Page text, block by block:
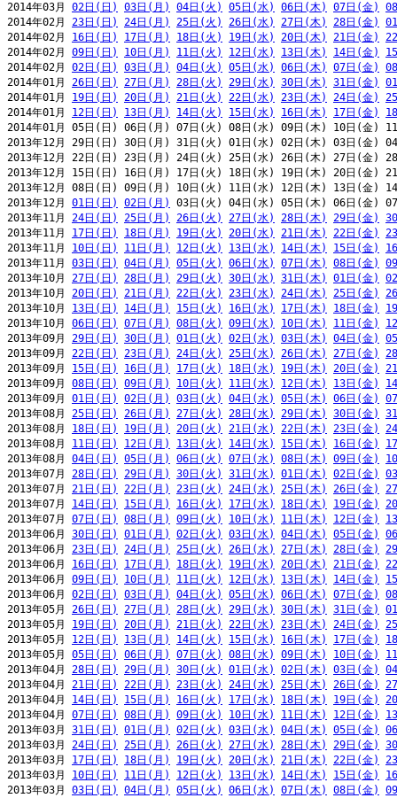
2014年03月 02日(日) 03日(月) 04日(火) 05日(水) 06日(木) 07日(金)
2014年02月 23日(日) 24日(月) 25日(火) 26日(水) 27日(木) 28日(金)
2014年02月 16日(日) 17日(月) 18日(火) 19日(水) 20日(木) 21日(金)
2014年02月 09日(日) 10日(月) 11日(火) 12日(水) 13日(木) 14日(金)
2014年02月 02日(日) 03日(月) 04日(火) 05日(水) 06日(木) 07日(金)
2014年01月 26日(日) 27日(月) 28日(火) 29日(水) 30日(木) 31日(金)
2014年01月 19日(日) 20日(月) 21日(火) 22日(水) 23日(木) 24日(金)
2014年01月 12日(日) 13日(月) 14日(火) 15日(水) 16日(木) 17日(金)
2014年01月 05日(日) 06日(月) 07日(火) 08日(水) 09日(木) 10日(金)
2013年12月 29日(日) 30日(月) 31日(火) 01日(水) 02日(木) 03日(金)
2013年12月 22日(日) 23日(月) 24日(火) 25日(水) 26日(木) 27日(金)
2013年12月 15日(日) 16日(月) 17日(火) 18日(水) 19日(木) 20日(金)
2013年12月 08日(日) 09日(月) 10日(火) 11日(水) 12日(木) 13日(金)
2013年12月 01日(日) 02日(月)
03日(火) 04日(水) 05日(木) 06日(金)
2013年11月 24日(日) 25日(月) 26日(火) 27日(水) 28日(木) 29日(金)
2013年11月 17日(日) 18日(月) 19日(火) 20日(水) 21日(木) 22日(金)
2013年11月 10日(日) 11日(月) 12日(火) 13日(水) 14日(木) 15日(金)
2013年11月 03日(日) 04日(月) 05日(火) 06日(水) 07日(木) 08日(金)
2013年10月 27日(日) 28日(月) 29日(火) 30日(水) 31日(木) 01日(金)
2013年10月 20日(日) 21日(月) 22日(火) 23日(水) 24日(木) 25日(金)
2013年10月 13日(日) 14日(月) 15日(火) 16日(水) 17日(木) 18日(金)
2013年10月 06日(日) 07日(月) 08日(火) 09日(水) 10日(木) 11日(金)
2013年09月 29日(日) 30日(月) 01日(火) 02日(水) 03日(木) 04日(金)
2013年09月 22日(日) 23日(月) 24日(火) 25日(水) 26日(木) 27日(金)
2013年09月 15日(日) 16日(月) 17日(火) 18日(水) 19日(木) 20日(金)
2013年09月 08日(日) 09日(月) 10日(火) 11日(水) 12日(木) 13日(金)
2013年09月 01日(日) 02日(月) 03日(火) 04日(水) 05日(木) 06日(金)
2013年08月 25日(日) 26日(月) 27日(火) 28日(水) 29日(木) 30日(金)
2013年08月 18日(日) 19日(月) 20日(火) 21日(水) 22日(木) 23日(金)
2013年08月 11日(日) 12日(月) 13日(火) 14日(水) 15日(木) 16日(金)
2013年08月 04日(日) 05日(月) 06日(火) 07日(水) 08日(木) 09日(金)
2013年07月 28日(日) 29日(月) 30日(火) 31日(水) 01日(木) 02日(金)
2013年07月 21日(日) 22日(月) 23日(火) 24日(水) 25日(木) 26日(金)
2013年07月 14日(日) 15日(月) 16日(火) 17日(水) 18日(木) 19日(金)
2013年07月 07日(日) 08日(月) 09日(火) 10日(水) 11日(木) 12日(金)
2013年06月 30日(日) 01日(月) 02日(火) 03日(水) 04日(木) 05日(金)
2013年06月 23日(日) 24日(月) 25日(火) 26日(水) 27日(木) 28日(金)
2013年06月 16日(日) 17日(月) 18日(火) 19日(水) 20日(木) 21日(金)
2013年06月 09日(日) 10日(月) 11日(火) 12日(水) 13日(木) 14日(金)
2013年06月 02日(日) 03日(月) 04日(火) 05日(水) 06日(木) 07日(金)
2013年05月 26日(日) 27日(月) 28日(火) 29日(水) 30日(木) 31日(金)
2013年05月 19日(日) 20日(月) 21日(火) 22日(水) 23日(木) 24日(金)
2013年05月 12日(日) 13日(月) 14日(火) 15日(水) 16日(木) 17日(金)
2013年05月 05日(日) 06日(月) 07日(火) 08日(水) 09日(木) 10日(金)
2013年04月 28日(日) 29日(月) 30日(火) 01日(水) 02日(木) 03日(金)
2013年04月 21日(日) 22日(月) 23日(火) 24日(水) 25日(木) 26日(金)
2013年04月 14日(日) 15日(月) 16日(火) 17日(水) 18日(木) 19日(金)
2013年04月 07日(日) 08日(月) 09日(火) 10日(水) 11日(木) 12日(金)
2013年03月 31日(日) 01日(月) 02日(火) 03日(水) 04日(木) 05日(金)
2013年03月 24日(日) 25日(月) 26日(火) 27日(水) 28日(木) 29日(金)
2013年03月 17日(日) 18日(月) 19日(火) 20日(水) 21日(木) 22日(金)
2013年03月 10日(日) 11日(月) 12日(火) 13日(水) 14日(木) 15日(金)
2013年03月 03日(日) 04日(月) 05日(火) 06日(水) 07日(木) 08日(金)